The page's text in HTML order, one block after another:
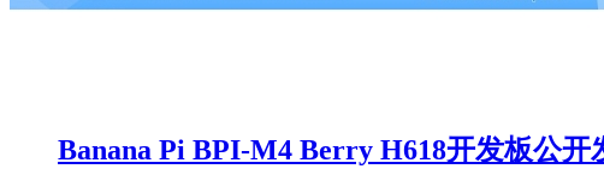
Banana Pi BPI-M4 Berry H618开发板公